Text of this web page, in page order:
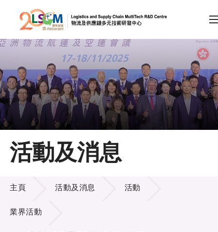
跳到內容（按回車鍵）
會員登入
A A EN 繁 简
主頁
關於LSCM
技術商品化
項目及資助計劃
活動及消息
活動及消息
主頁 活動及消息 活動
業界活動